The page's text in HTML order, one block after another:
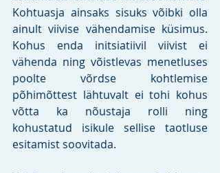
Kohtuasja ainsaks sisuks võibki olla
ainult viivise vähendamise küsimus.
Kohus enda initsiatiivil viivist ei
vähenda ning võistlevas menetluses
poolte võrdse kohtlemise
põhimõttest lähtuvalt ei tohi kohus
võtta ka nõustaja rolli ning
kohustatud isikule sellise taotluse
esitamist soovitada.